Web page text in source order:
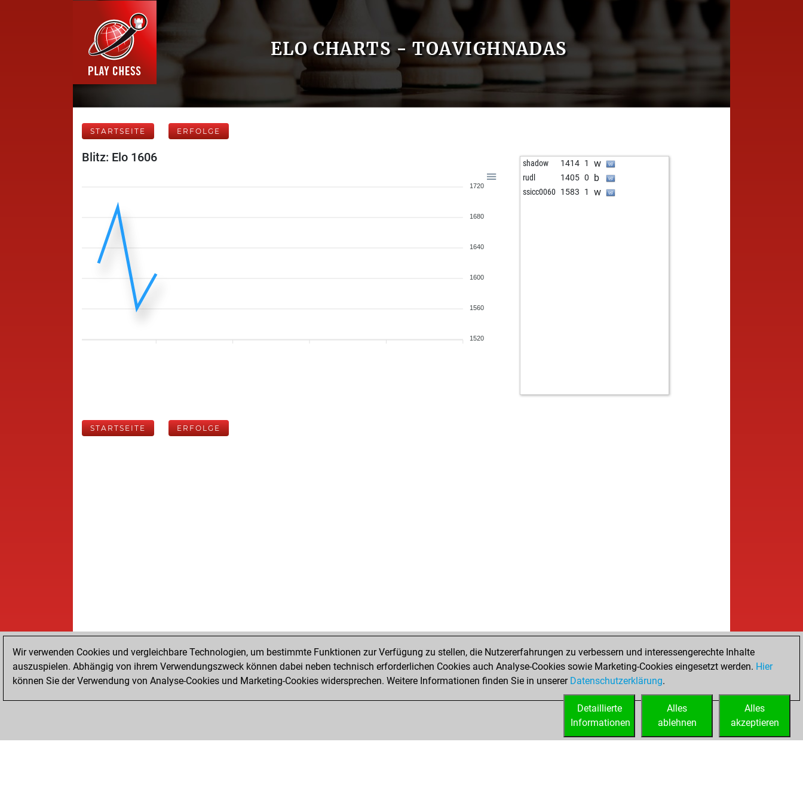
ELO CHARTS - TOAVIGHNADAS
STARTSEITE ERFOLGE
Blitz: Elo 1606
1720
1680
1640
1600
1560
1520
shadow 1414 1 w
rudl 1405 0 b
ssicc0060 1583 1 w
STARTSEITE ERFOLGE
Wir verwenden Cookies und vergleichbare Technologien, um bestimmte Funktionen zur Verfügung zu stellen, die Nutzererfahrungen zu verbessern und interessengerechte Inhalte
auszuspielen. Abhängig von ihrem Verwendungszweck können dabei neben technisch erforderlichen Cookies auch Analyse-Cookies sowie Marketing-Cookies eingesetzt werden. Hier
können Sie der Verwendung von Analyse-Cookies und Marketing-Cookies widersprechen. Weitere Informationen finden Sie in unserer Datenschutzerklärung.
Alles
akzeptieren
Alles
ablehnen
Detaillierte
Informationen